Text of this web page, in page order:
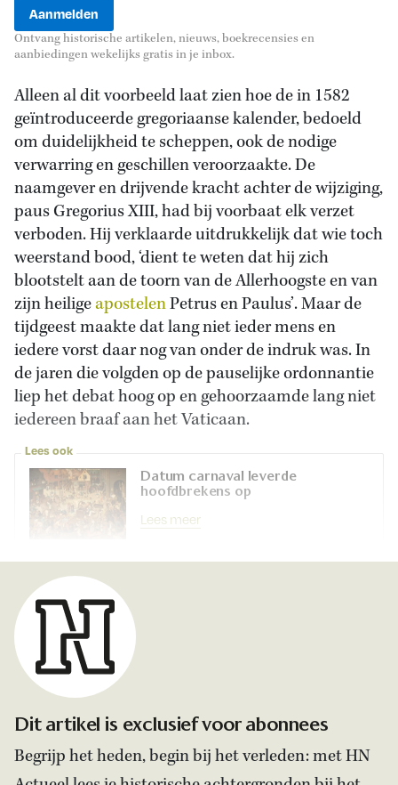
Ontvang historische artikelen, nieuws, boekrecensies en
aanbiedingen wekelijks gratis in je inbox.
Alleen al dit voorbeeld laat zien hoe de in 1582
geïntroduceerde gregoriaanse kalender, bedoeld
om duidelijkheid te scheppen, ook de nodige
verwarring en geschillen veroorzaakte. De
naamgever en drijvende kracht achter de wijziging,
paus Gregorius XIII, had bij voorbaat elk verzet
verboden. Hij verklaarde uitdrukkelijk dat wie toch
weerstand bood, ‘dient te weten dat hij zich
blootstelt aan de toorn van de Allerhoogste en van
zijn heiligeapostelenPetrus en Paulus’. Maar de
tijdgeest maakte dat lang niet ieder mens en
iedere vorst daar nog van onder de indruk was. In
de jaren die volgden op de pauselijke ordonnantie
liep het debat hoog op en gehoorzaamde lang niet
iedereen braaf aan het Vaticaan.
Lees ook
Datum carnaval leverde
hoofdbrekens op
Lees meer
Dit artikel is exclusief voor abonnees
Begrijp het heden, begin bij het verleden: met HN